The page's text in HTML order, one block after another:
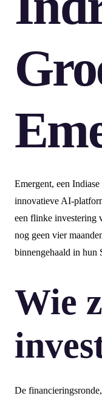
Emergent, een
innovatieve AI-
een flinke investering
nog geen vier
binnengehaald in hun
Wie
De